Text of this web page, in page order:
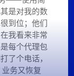
是对我的数
到位；他们
我看来非常
每个代理包
了个电话，
务又恢复